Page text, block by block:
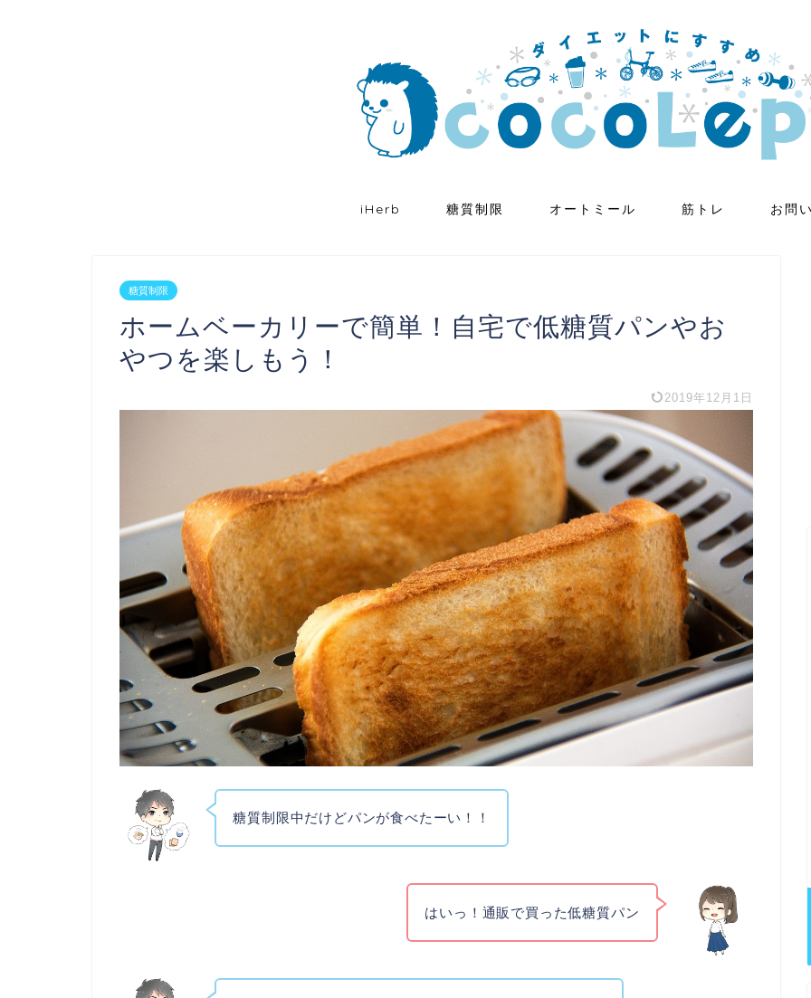
iHerb 糖質制限 オートミール 筋トレ お問
糖質制限
ホームベーカリーで簡単！自宅で低糖質パンやお
やつを楽しもう！
2019年12月1日
糖質制限中だけどパンが食べたーい！！
はいっ！通販で買った低糖質パン